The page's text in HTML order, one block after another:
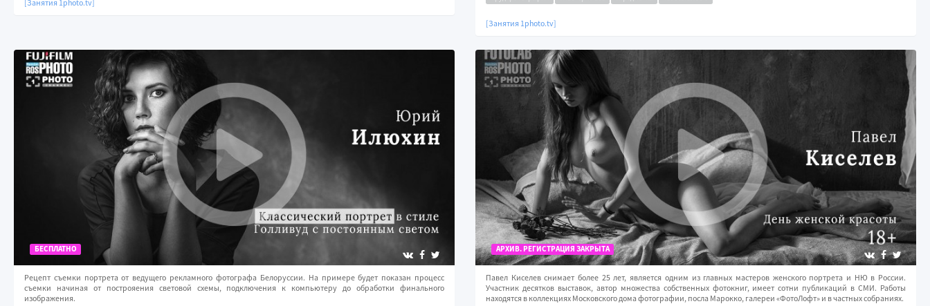
[Занятия 1photo.tv]
[Занятия 1photo.tv]
БЕСПЛАТНО
Рецепт съемки портрета от ведущего рекламного фотографа Белоруссии. На примере будет показан процесс
съемки начиная от построяения световой схемы, подключения к компьютеру до обработки финального
изображения.
АРХИВ. РЕГИСТРАЦИЯ ЗАКРЫТА
Павел Киселев снимает более 25 лет, является одним из главных мастеров женского портрета и НЮ в России.
Участник десятков выставок, автор множества собственных фотокниг, имеет сотни публикаций в СМИ. Работы
находятся в коллекциях Московского дома фотографии, посла Марокко, галереи «ФотоЛофт» и в частных собраниях.